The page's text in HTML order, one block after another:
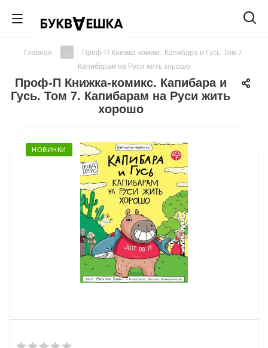
Главная - - Проф-П Книжка-комикс. Капибара и Гусь. Том 7.
Капибарам на Руси жить хорошо
Проф-П Книжка-комикс. Капибара и
Гусь. Том 7. Капибарам на Руси жить
хорошо
НОВИНКИ